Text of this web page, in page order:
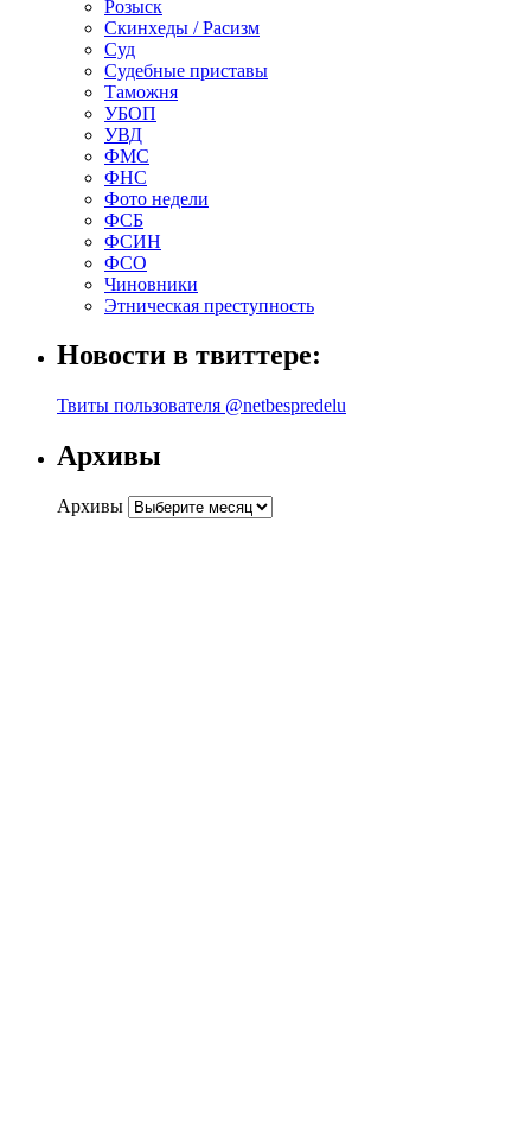
Розыск
Скинхеды / Расизм
Суд
Судебные приставы
Таможня
УБОП
УВД
ФМС
ФНС
Фото недели
ФСБ
ФСИН
ФСО
Чиновники
Этническая преступность
Новости в твиттере:
Твиты пользователя @netbespredelu
Архивы
Архивы